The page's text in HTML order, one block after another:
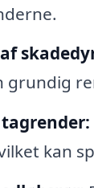
grundig
kan